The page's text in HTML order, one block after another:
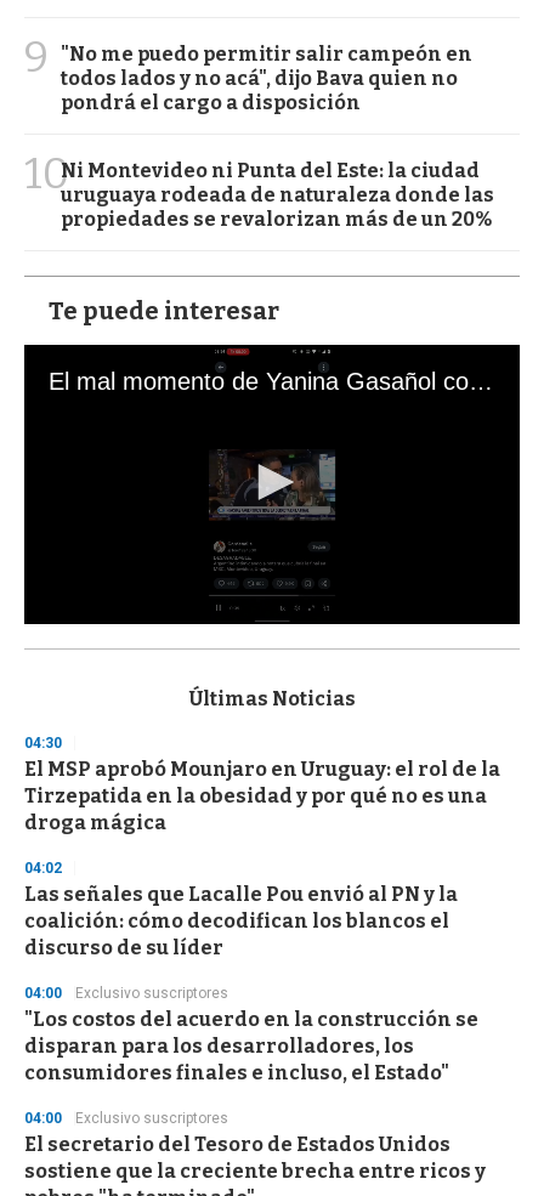
9
"No me puedo permitir salir campeón en
todos lados y no acá", dijo Bava quien no
pondrá el cargo a disposición
10Ni Montevideo ni Punta del Este: la ciudad
uruguaya rodeada de naturaleza donde las
propiedades se revalorizan más de un 20%
Te puede interesar
El mal momento de Yanina Gasañol con un hincha argentino en "Subrayado"
s
d
s
o
f
3
s
e
c
o
n
Últimas Noticias
04:30
El MSP aprobó Mounjaro en Uruguay: el rol de la
Tirzepatida en la obesidad y por qué no es una
droga mágica
04:02
Las señales que Lacalle Pou envió al PN y la
coalición: cómo decodifican los blancos el
discurso de su líder
04:00 Exclusivo suscriptores
"Los costos del acuerdo en la construcción se
disparan para los desarrolladores, los
consumidores finales e incluso, el Estado"
04:00 Exclusivo suscriptores
El secretario del Tesoro de Estados Unidos
sostiene que la creciente brecha entre ricos y